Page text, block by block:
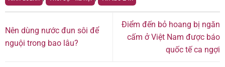
Nên dùng nước đun sôi để
nguội trong bao lâu?
Điểm đến bỏ hoang bị ngăn
cấm ở Việt Nam được báo
quốc tế ca ngợi